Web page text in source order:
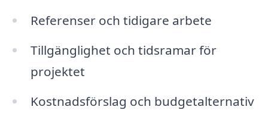
Referenser och tidigare arbete
Tillgänglighet och tidsramar för
projektet
Kostnadsförslag och budgetalternativ